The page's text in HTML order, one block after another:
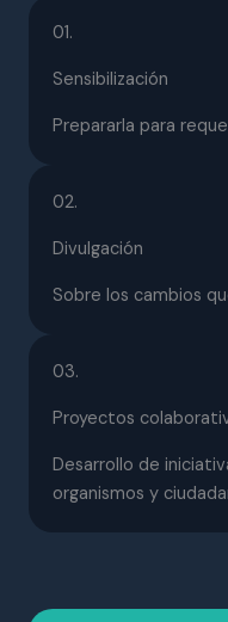
01.
Sensibilización
Prepararla para
02.
Divulgación
Sobre los cambios
03.
Proyectos
Desarrollo de
organismos y